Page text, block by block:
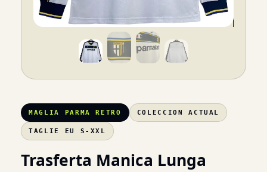
MAGLIA PARMA RETRO COLECCION ACTUAL
TAGLIE EU S-XXL
Trasferta Manica Lunga